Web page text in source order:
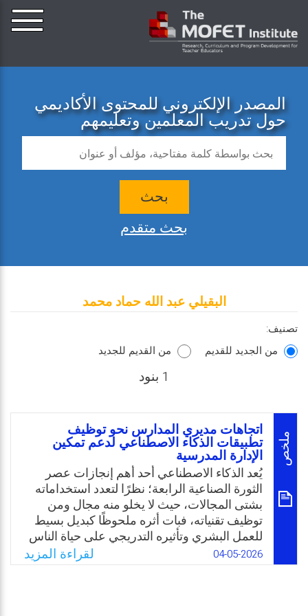
المصدر الإلكتروني للمحتوى الأكاديمي
حول تدريب المعلمين وتعليمهم
بحث
بحث متقدم
البقيلي عبد الله حماد محمد
تصنيف:
من الجديد للقديم
من القديم للجديد
1 بنود
ملخص
اتجاهات مديري المدارس نحو توظيف
تطبيقات الذكاء الاصطناعي لدعم تمكين
الإدارة المدرسية
يُعد الذكاء الاصطناعي أحد أهم إنجازات عصر
الثورة الصناعية الرابعة؛ نظرًا لتعدد استخداماته
بشتى المجالات، حيث لا يخلو منه مجال ومن
توظيف تقنياته، فبات أثره ملحوظًا كبديل بسيط
للعمل البشري وتأثيره التدريجي على حياة الناس
اليومية، وقد انعكس ذلك على منظومة التعليم.
وعليه، أوصت العديد من الدراسات الحديثة على
04-05-2026 لقراءة المزيد